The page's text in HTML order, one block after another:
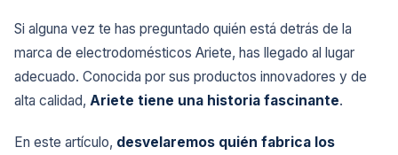
Si alguna vez te has preguntado quién está detrás de la
marca de electrodomésticos Ariete, has llegado al lugar
adecuado. Conocida por sus productos innovadores y de
alta calidad, Ariete tiene una historia fascinante.
En este artículo, desvelaremos quién fabrica los